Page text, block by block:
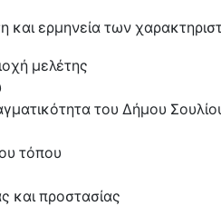
ερμηνεία των
μελέτης
του Δήμου
τόπου
και προστασίας